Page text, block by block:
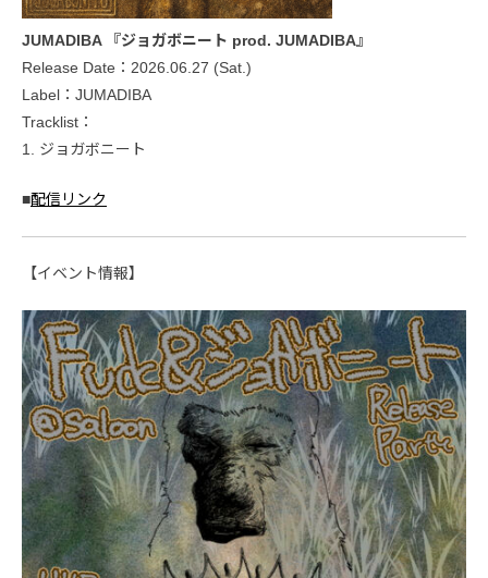
JUMADIBA 『ジョガボニート prod. JUMADIBA』
Release Date：2026.06.27 (Sat.)
Label：JUMADIBA
Tracklist：
1. ジョガボニート
■配信リンク
【イベント情報】